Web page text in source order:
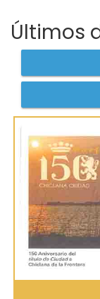
Últimos